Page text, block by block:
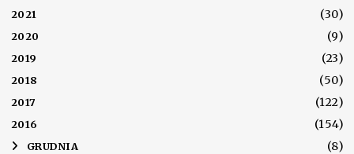
2021 (30)
2020 (9)
2019 (23)
2018 (50)
2017 (122)
2016 (154)
► GRUDNIA (8)